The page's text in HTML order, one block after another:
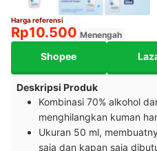
Harga referensi
Rp10.500 Menengah
Shopee
Deskripsi Produk
Kombinasi 70% alkohol
menghilangkan kuman
Ukuran 50 ml,
saja dan kapan saja